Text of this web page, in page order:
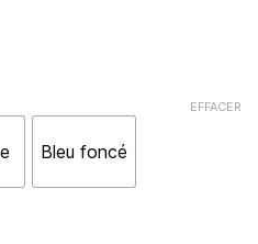
Bleu foncé
EFFACER
multicolore